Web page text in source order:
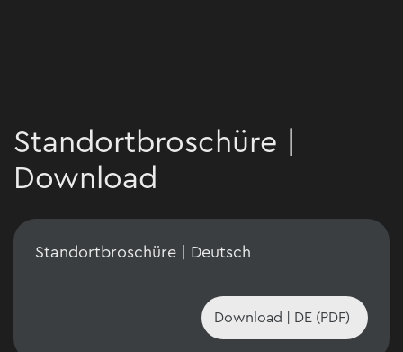
Standortbroschüre |
Download
Standortbroschüre | Deutsch
Download | DE (PDF)